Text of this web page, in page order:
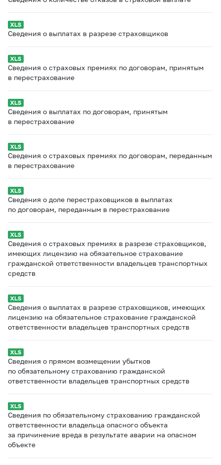
Сведения о выплатах в разрезе страховщиков
Сведения о страховых премиях по договорам, принятым
в перестрахование
Сведения о выплатах по договорам, принятым
в перестрахование
Сведения о страховых премиях по договорам, переданным
в перестрахование
Сведения о доле перестраховщиков в выплатах
по договорам, переданным в перестрахование
Сведения о страховых премиях в разрезе страховщиков,
имеющих лицензию на обязательное страхование
гражданской ответственности владельцев транспортных
средств
Сведения о выплатах в разрезе страховщиков, имеющих
лицензию на обязательное страхование гражданской
ответственности владельцев транспортных средств
Сведения о прямом возмещении убытков
по обязательному страхованию гражданской
ответственности владельцев транспортных средств
Сведения по обязательному страхованию гражданской
ответственности владельца опасного объекта
за причинение вреда в результате аварии на опасном
объекте